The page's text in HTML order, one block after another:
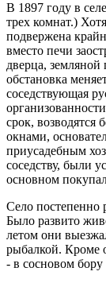
В 1897 году в
трех комнат.)
подвержена
вместо печи
дверца,
обстановка
соседствующая
срок, возводятся
окнами,
приусадебным
соседству, были
основном
Село постепенно
Было развито
летом они
рыбалкой. Кроме
- в сосновом бору